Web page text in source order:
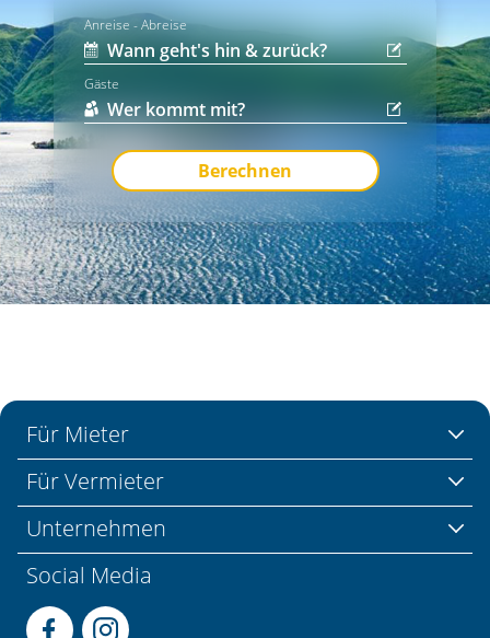
Anreise - Abreise
Gäste
Berechnen
Für Mieter
Für Vermieter
Unternehmen
Social Media